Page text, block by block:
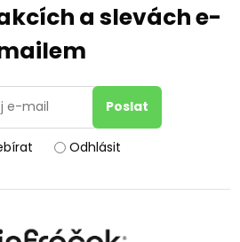
a slevách e-
Odhlásit